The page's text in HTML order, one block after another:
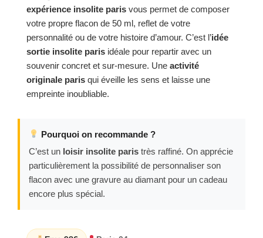
expérience insolite paris vous permet de composer
votre propre flacon de 50 ml, reflet de votre
personnalité ou de votre histoire d’amour. C’est l’idée
sortie insolite paris idéale pour repartir avec un
souvenir concret et sur-mesure. Une activité
originale paris qui éveille les sens et laisse une
empreinte inoubliable.
Pourquoi on recommande ?
C’est un loisir insolite paris très raffiné. On apprécie
particulièrement la possibilité de personnaliser son
flacon avec une gravure au diamant pour un cadeau
encore plus spécial.